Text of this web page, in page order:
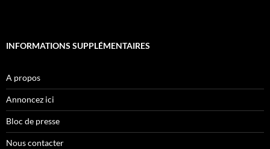
INFORMATIONS SUPPLÉMENTAIRES
A propos
Annoncez ici
Bloc de presse
Nous contacter